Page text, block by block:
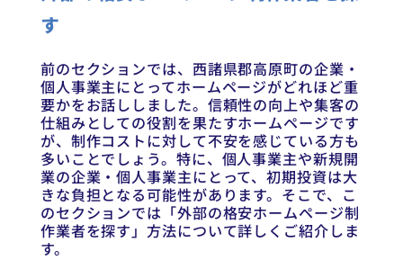
す
前のセクションでは、西諸県郡高原町の企業・
個人事業主にとってホームページがどれほど重
要かをお話ししました。信頼性の向上や集客の
仕組みとしての役割を果たすホームページです
が、制作コストに対して不安を感じている方も
多いことでしょう。特に、個人事業主や新規開
業の企業・個人事業主にとって、初期投資は大
きな負担となる可能性があります。そこで、こ
のセクションでは「外部の格安ホームページ制
作業者を探す」方法について詳しくご紹介しま
す。